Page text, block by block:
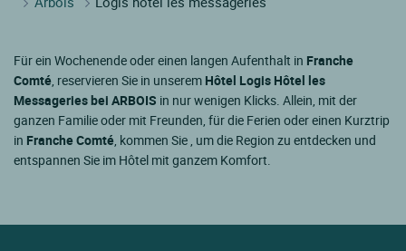
Für ein Wochenende oder einen langen Aufenthalt in Franche
Comté, reservieren Sie in unserem Hôtel Logis Hôtel les
Messageries bei ARBOIS in nur wenigen Klicks. Allein, mit der
ganzen Familie oder mit Freunden, für die Ferien oder einen Kurztrip
in Franche Comté, kommen Sie , um die Region zu entdecken und
entspannen Sie im Hôtel mit ganzem Komfort.